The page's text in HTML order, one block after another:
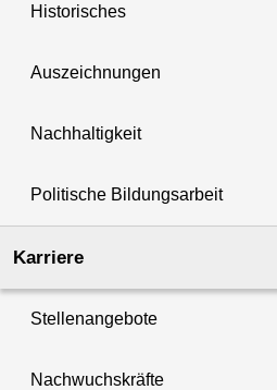
Historisches
Auszeichnungen
Nachhaltigkeit
Politische Bildungsarbeit
Karriere
Stellenangebote
Nachwuchskräfte